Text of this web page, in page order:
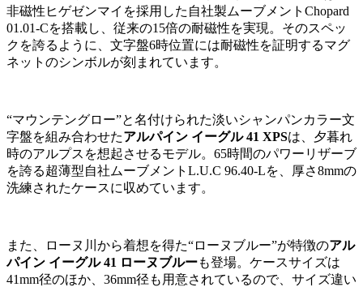
非磁性ヒゲゼンマイを採用した自社製ムーブメントChopard
01.01-Cを搭載し、従来の15倍の耐磁性を実現。そのスペッ
クを誇るように、文字盤6時位置には耐磁性を証明するマグ
ネットのシンボルが刻まれています。
“マウンテングロー”と名付けられた淡いシャンパンカラー文
字盤を組み合わせたアルパイン イーグル 41 XPSは、夕暮れ
時のアルプスを想起させるモデル。65時間のパワーリザーブ
を誇る超薄型自社ムーブメントL.U.C 96.40-Lを、厚さ8mmの
洗練されたケースに収めています。
また、ローヌ川から着想を得た“ローヌブルー”が特徴のアル
パイン イーグル 41 ローヌブルーも登場。ケースサイズは
41mm径のほか、36mm径も用意されているので、サイズ違い